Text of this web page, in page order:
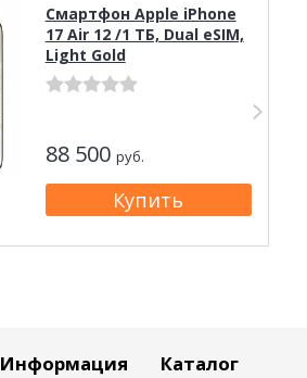
Смартфон Apple iPhone
17 Air 12 /1 ТБ, Dual eSIM,
Light Gold
88 500 руб.
Информация Каталог